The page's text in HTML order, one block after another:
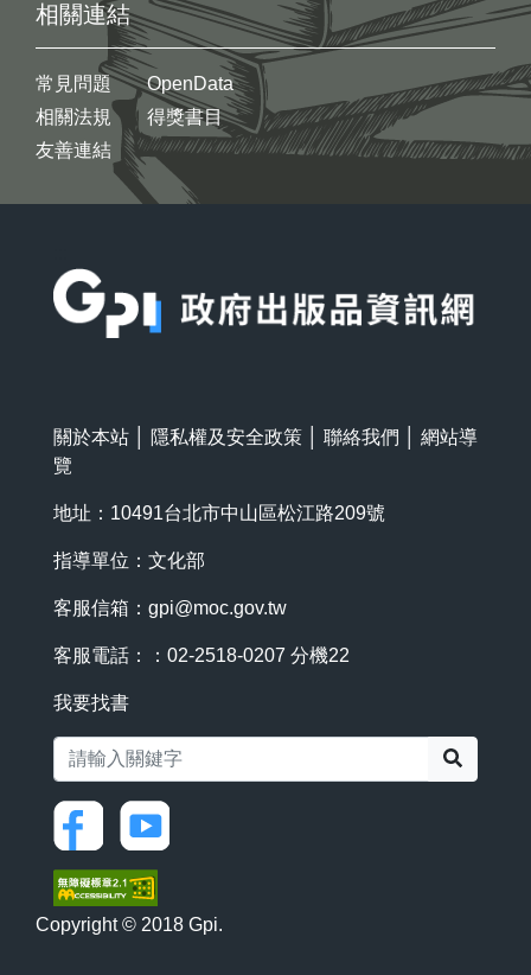
相關連結
常見問題
相關法規
友善連結
OpenData
得獎書目
關於本站 隱私權及安全政策 聯絡我們
網站導
覽
地址：10491台北市中山區松江路209號
指導單位：文化部
客服信箱： gpi@moc.gov.tw
客服電話：：02-2518-0207 分機22
我要找書
Copyright © 2018 Gpi.